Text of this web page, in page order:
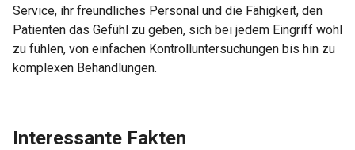
Service, ihr freundliches Personal und die Fähigkeit, den
Patienten das Gefühl zu geben, sich bei jedem Eingriff wohl
zu fühlen, von einfachen Kontrolluntersuchungen bis hin zu
komplexen Behandlungen.
Interessante Fakten